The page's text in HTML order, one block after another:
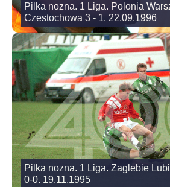
Pilka nozna. 1 Liga. Polonia
Czestochowa 3 - 1. 22.09.1996
Pilka nozna. 1 Liga. Zaglebie
0-0. 19.11.1995